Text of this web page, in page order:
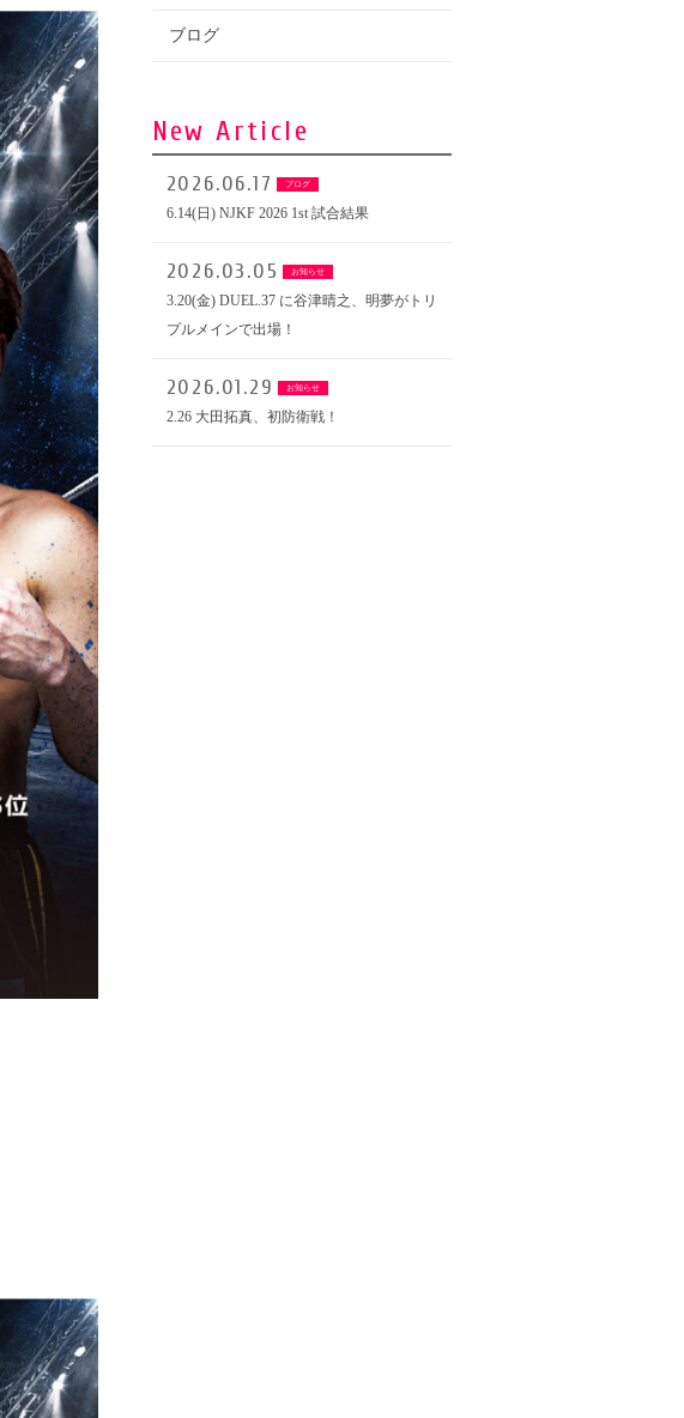
ブログ
New Article
2026.06.17 ブログ
6.14(日) NJKF 2026 1st 試合結果
2026.03.05 お知らせ
3.20(金) DUEL.37 に谷津晴之、明夢がトリ
プルメインで出場！
2026.01.29 お知らせ
2.26 大田拓真、初防衛戦！